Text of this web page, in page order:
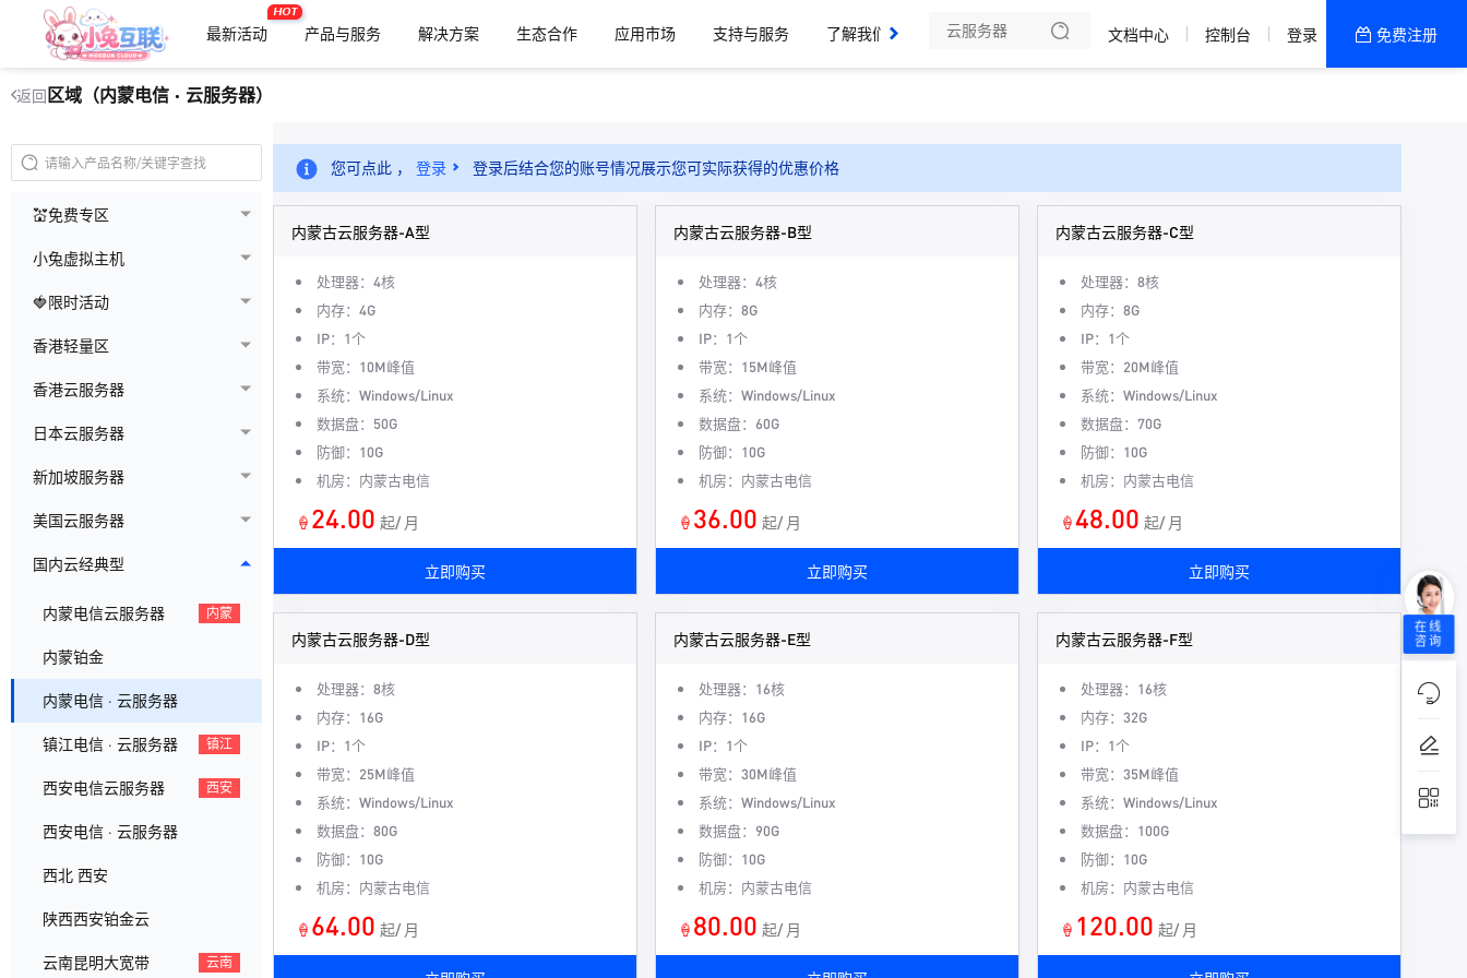
最新活动
HOT
产品与服务 解决方案 生态合作 应用市场 支持与服务
了解我们
文档中心 控制台 登录 免费注册
返回 区域（内蒙电信 · 云服务器）
💒免费专区
小兔虚拟主机
🍓限时活动
香港轻量区
香港云服务器
日本云服务器
新加坡服务器
美国云服务器
国内云经典型
内蒙电信云服务器 内蒙
内蒙铂金
内蒙电信 · 云服务器
镇江电信 · 云服务器 镇江
西安电信云服务器 西安
西安电信 · 云服务器
西北 西安
陕西西安铂金云
云南昆明大宽带 云南
您可点此 ， 登录 登录后结合您的账号情况展示您可实际获得的优惠价格
内蒙古云服务器-A型
处理器：4核
内存：4G
IP：1个
带宽：10M峰值
系统：Windows/Linux
数据盘：50G
防御：10G
机房：内蒙古电信
🍦 24.00 起/ 月
立即购买
内蒙古云服务器-B型
处理器：4核
内存：8G
IP：1个
带宽：15M峰值
系统：Windows/Linux
数据盘：60G
防御：10G
机房：内蒙古电信
🍦 36.00 起/ 月
立即购买
内蒙古云服务器-C型
处理器：8核
内存：8G
IP：1个
带宽：20M峰值
系统：Windows/Linux
数据盘：70G
防御：10G
机房：内蒙古电信
🍦48.00 起/ 月
立即购买
内蒙古云服务器-D型
处理器：8核
内存：16G
IP：1个
带宽：25M峰值
系统：Windows/Linux
数据盘：80G
防御：10G
机房：内蒙古电信
🍦 64.00 起/ 月
内蒙古云服务器-E型
处理器：16核
内存：16G
IP：1个
带宽：30M峰值
系统：Windows/Linux
数据盘：90G
防御：10G
机房：内蒙古电信
🍦 80.00 起/ 月
内蒙古云服务器-F型
处理器：16核
内存：32G
IP：1个
带宽：35M峰值
系统：Windows/Linux
数据盘：100G
防御：10G
机房：内蒙古电信
🍦 120.00 起/ 月
在线
咨询